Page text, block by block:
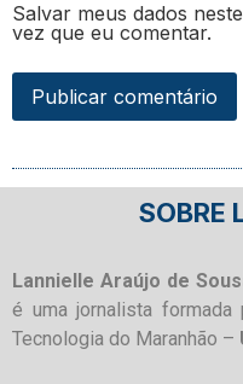
Salvar meus dados
vez que eu comentar.
SOBRE
Lannielle Araújo de
é uma jornalista formada
Tecnologia do Maranhão –